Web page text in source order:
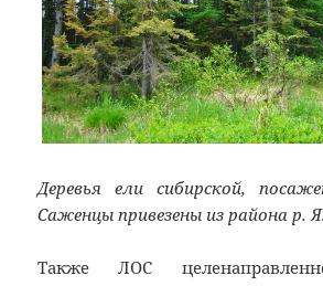
Деревья ели сибирской,
Саженцы привезены из района р.
Также ЛОС